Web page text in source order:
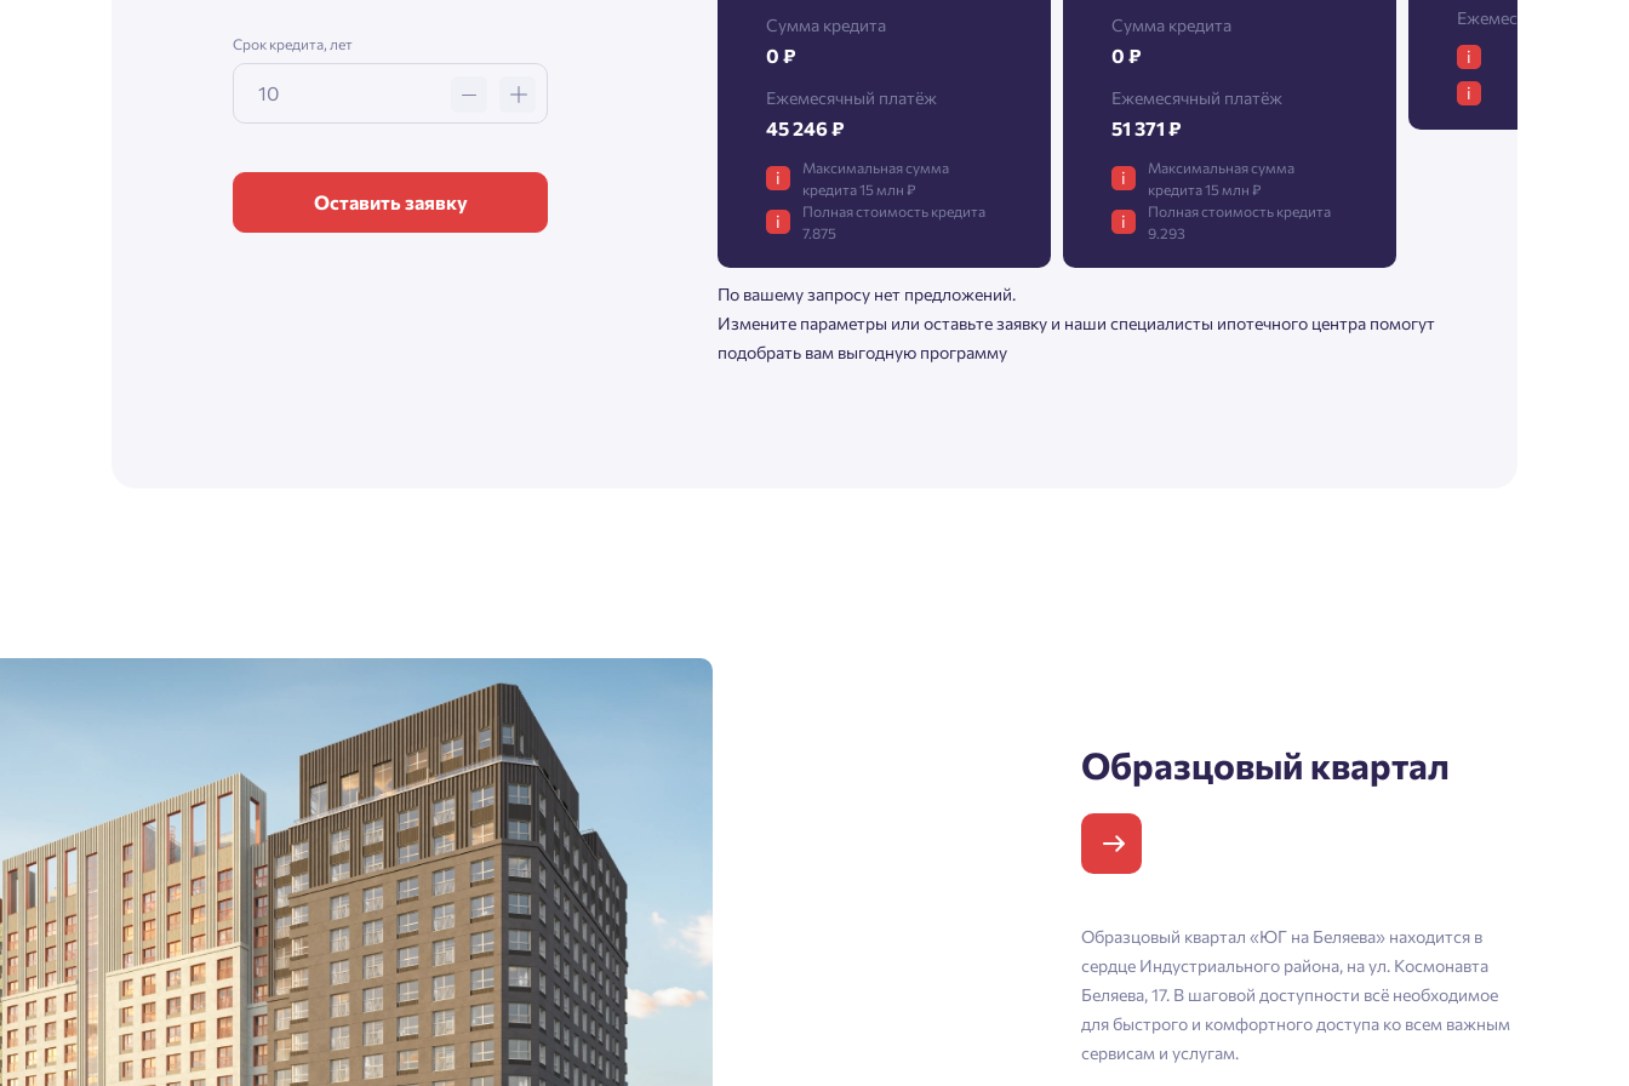
Срок кредита, лет
Оставить заявку
Сумма кредита
0 ₽
Ежемесячный платёж
45 246 ₽
i
Максимальная сумма
кредита 15 млн ₽
i
Полная стоимость кредита
7.875
Сумма кредита
0 ₽
Ежемесячный платёж
51 371 ₽
i
Максимальная сумма
кредита 15 млн ₽
i
Полная стоимость кредита
9.293
Ежемесячный платёж
i
i
По вашему запросу нет предложений.
Измените параметры или оставьте заявку и наши специалисты ипотечного центра помогут
подобрать вам выгодную программу
Образцовый квартал
Образцовый квартал «ЮГ на Беляева» находится в
сердце Индустриального района, на ул. Космонавта
Беляева, 17. В шаговой доступности всё необходимое
для быстрого и комфортного доступа ко всем важным
сервисам и услугам.
Подтвердить